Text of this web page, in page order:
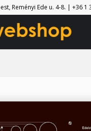
Reményi Ede u. 4-8. | +36 1